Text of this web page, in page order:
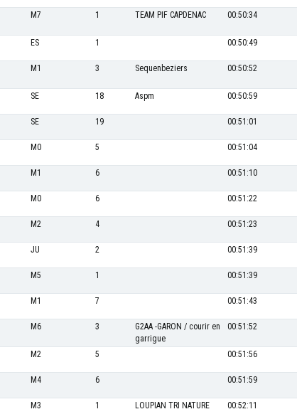
M7 1 TEAM PIF CAPDENAC 00:50:34
ES 1 00:50:49
M1 3 Sequenbeziers 00:50:52
SE 18 Aspm 00:50:59
SE 19 00:51:01
M0 5 00:51:04
M1 6 00:51:10
M0 6 00:51:22
M2 4 00:51:23
JU 2 00:51:39
M5 1 00:51:39
M1 7 00:51:43
M6 3
G2AA -GARON / courir en
garrigue
00:51:52
M2 5 00:51:56
M4 6 00:51:59
M3 1 LOUPIAN TRI NATURE 00:52:11